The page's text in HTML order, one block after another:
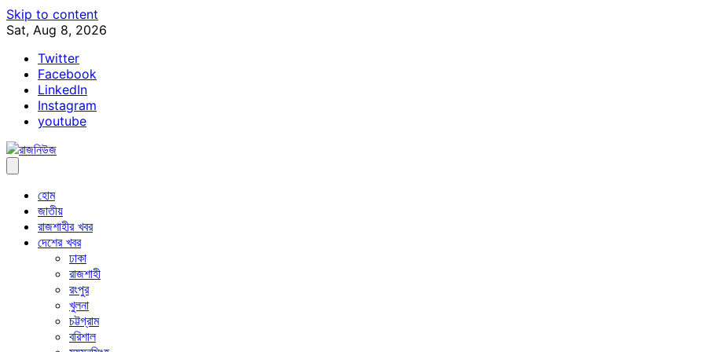
Skip to content
Sat, Aug 8, 2026
Twitter
Facebook
LinkedIn
Instagram
youtube
হোম
জাতীয়
রাজশাহীর খবর
দেশের খবর
ঢাকা
রাজশাহী
রংপুর
খুলনা
চট্টগ্রাম
বরিশাল